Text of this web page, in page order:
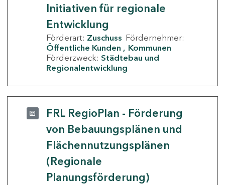
Initiativen für regionale
Entwicklung
Förderart: Zuschuss Fördernehmer:
Öffentliche Kunden
Kommunen
Förderzweck: Städtebau und
Regionalentwicklung
FRL RegioPlan - Förderung
von Bebauungsplänen und
Flächennutzungsplänen
(Regionale
Planungsförderung)